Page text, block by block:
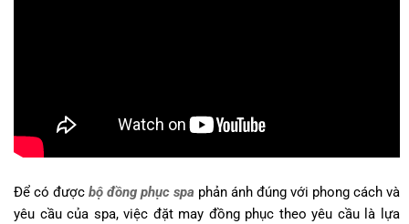
Để có được bộ đồng phục spa phản ánh đúng với phong cách và
yêu cầu của spa, việc đặt may đồng phục theo yêu cầu là lựa